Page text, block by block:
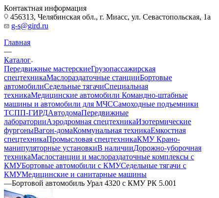
Контактная информация
456313, Челябинская обл., г. Миасс, ул. Севастопольская, 1а
g-s@gird.ru
Главная
—
Каталог
Передвижные мастерскиеГрузопассажирская
спецтехникаМаслораздаточные станцииБортовые
автомобилиСедельные тягачиСпециальная
техникаМедицинские автомобили Командно-штабные
машины и автомобили для МЧССамоходные подъемники
ТСПП-ГИРДАвтодомаПередвижные
лабораторииАэродромная спецтехникаИзотермические
фургоныВагон-домаКоммунальная техникаЕмкостная
спецтехникаПромысловая спецтехникаКМУ Крано-
манипуляторные установкиВ наличииДорожно-уборочная
техникаМаслостанции и маслораздаточные комплексы с
КМУБортовые автомобили с КМУСедельные тягачи с
КМУМедицинские и санитарные машины
—Бортовой автомобиль Урал 4320 с КМУ РК 5.001